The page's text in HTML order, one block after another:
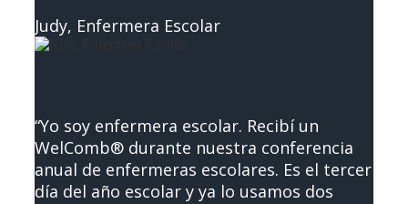
Judy, Enfermera Escolar
“Yo soy enfermera escolar. Recibí un
WelComb® durante nuestra conferencia
anual de enfermeras escolares. Es el tercer
día del año escolar y ya lo usamos dos